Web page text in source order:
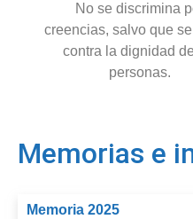
No se discrimina
creencias, salvo que
contra la dignidad
personas.
Memorias e
Memoria 2025